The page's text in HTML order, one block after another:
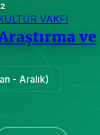
VAKFI
ve
- Aralık)